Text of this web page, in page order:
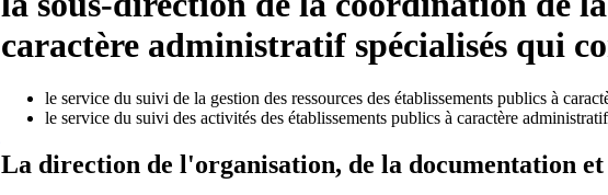
caractère administratif spécialisés qui
le service du suivi de la gestion des ressources des établissements publics à
le service du suivi des activités des établissements publics à caractère
La direction de l'organisation, de la documentation et